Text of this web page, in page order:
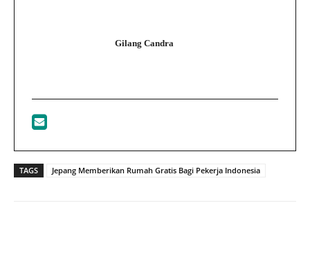
Gilang Candra
TAGS Jepang Memberikan Rumah Gratis Bagi Pekerja Indonesia